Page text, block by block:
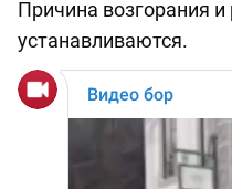
Причина возгорания
устанавливаются.